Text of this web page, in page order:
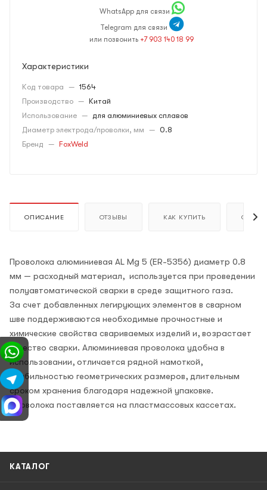
WhatsApp для связи
Telegram для связи
или позвонить +7 903 140 18 99
Характеристики
Код товара — 1564
Производство — Китай
Использование — для алюминиевых сплавов
Диаметр электрода/проволки, мм — 0.8
Бренд — FoxWeld
ОПИСАНИЕ ОТЗЫВЫ КАК КУПИТЬ ОПЛАТА
Проволока алюминиевая AL Mg 5 (ER-5356) диаметр 0.8
мм — расходный материал, используется при проведении
полуавтоматической сварки в среде защитного газа.
За счет добавленных легирующих элементов в сварном
шве поддерживаются необходимые прочностные и
химические свойства свариваемых изделий и, возрастает
качество сварки. Алюминиевая проволока удобна в
использовании, отличается рядной намоткой,
стабильностью геометрических размеров, длительным
сроком хранения благодаря надежной упаковке.
Проволока поставляется на пластмассовых кассетах.
КАТАЛОГ